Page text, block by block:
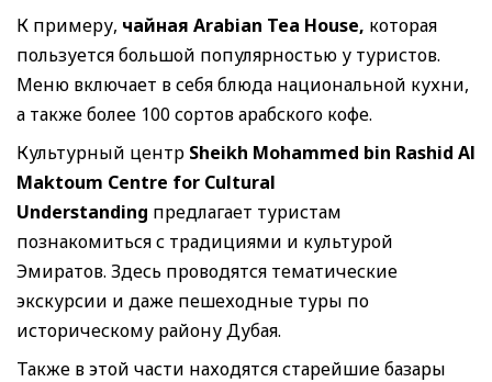
К примеру, чайная Arabian Tea House, которая
пользуется большой популярностью у туристов.
Меню включает в себя блюда национальной кухни,
а также более 100 сортов арабского кофе.
Культурный центр Sheikh Mohammed bin Rashid Al
Maktoum Centre for Cultural
Understanding предлагает туристам
познакомиться с традициями и культурой
Эмиратов. Здесь проводятся тематические
экскурсии и даже пешеходные туры по
историческому району Дубая.
Также в этой части находятся старейшие базары